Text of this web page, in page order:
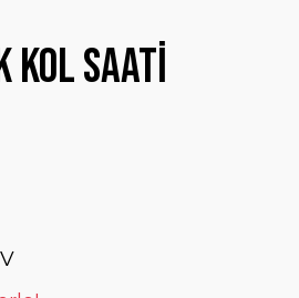
Kol Saati